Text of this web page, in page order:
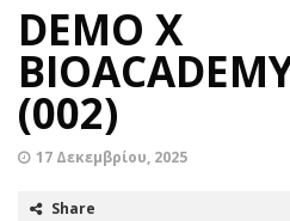
DEMO X
(002)
17 Δεκεμβρίου, 2025
Share